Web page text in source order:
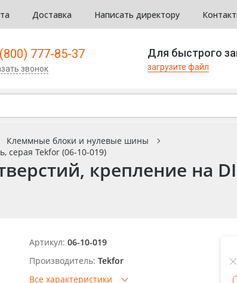
Доставка Написать директору
777-85-37
звонок
Для быстрого
загрузите файл
Клеммные блоки и нулевые шины
серая Tekfor (06-10-019)
крепление на
Артикул: 06-10-019
Производитель: Tekfor
Все характеристики